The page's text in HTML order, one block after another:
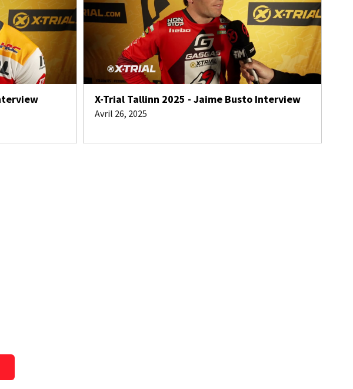
X-Trial Tallinn 2025 - Jaime Busto Interview
Avril 26, 2025